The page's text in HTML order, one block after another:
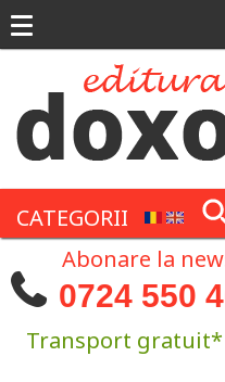
CATEGORII
Abonare la
0724 550
Transport gratuit*